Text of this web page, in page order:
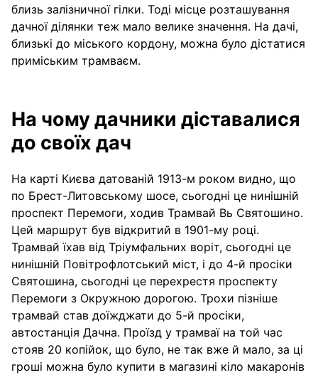
близь залізничної гілки. Тоді місце розташування
дачної ділянки теж мало велике значення. На дачі,
близькі до міського кордону, можна було дістатися
приміським трамваєм.
На чому дачники діставалися
до своїх дач
На карті Києва датованій 1913-м роком видно, що
по Брест-Литовському шосе, сьогодні це нинішній
проспект Перемоги, ходив Трамвай Вь Святошино.
Цей маршрут був відкритий в 1901-му році.
Трамвай їхав від Тріумфальних воріт, сьогодні це
нинішній Повітрофлотський міст, і до 4-й просіки
Святошина, сьогодні це перехрестя проспекту
Перемоги з Окружною дорогою. Трохи пізніше
трамвай став доїжджати до 5-й просіки,
автостанція Дачна. Проїзд у трамваї на той час
стояв 20 копійок, що було, не так вже й мало, за ці
гроші можна було купити в магазині кіло макаронів